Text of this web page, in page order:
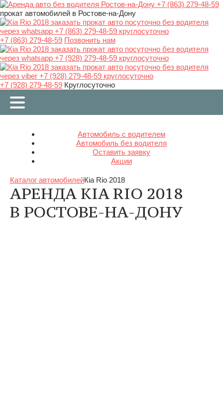
прокат автомобилей в Ростове-на-Дону
+7 (863) 279-48-59 Позвонить нам
+7 (928) 279-48-59 Круглосуточно
Автомобиль с водителем
Автомобиль без водителя
Оставить заявку
Акции
Каталог автомобилейКia Rio 2018
АРЕНДА КIA RIO 2018
В РОСТОВЕ-НА-ДОНУ